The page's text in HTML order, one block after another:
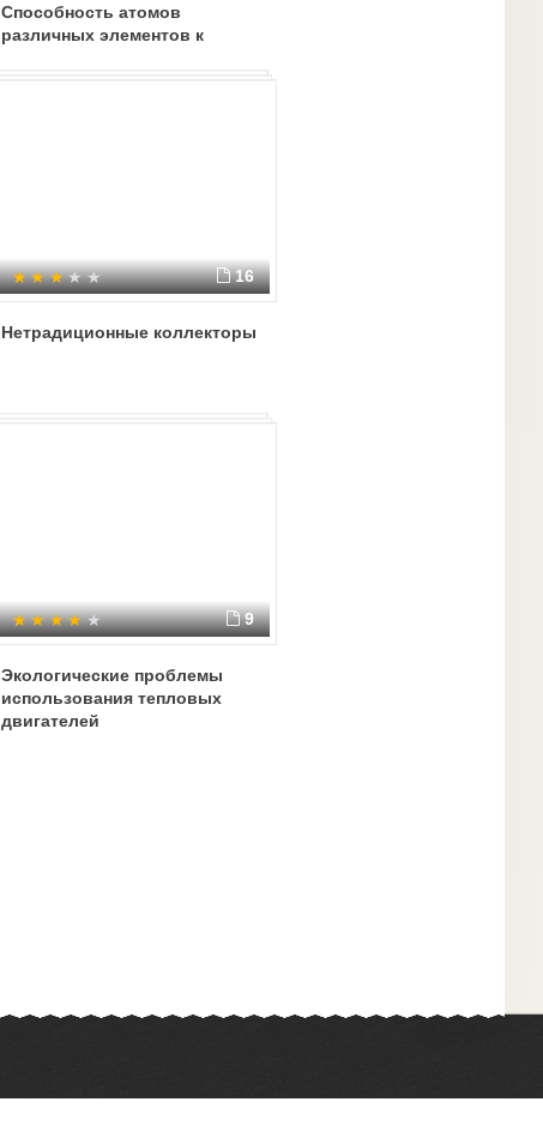
Способность атомов
различных элементов к
16
Нетрадиционные коллекторы
9
Экологические проблемы
использования тепловых
двигателей